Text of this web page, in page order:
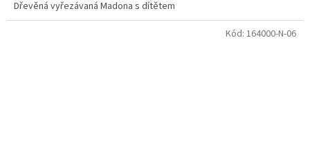
Dřevěná vyřezávaná Madona s dítětem
Kód: 164000-N-06